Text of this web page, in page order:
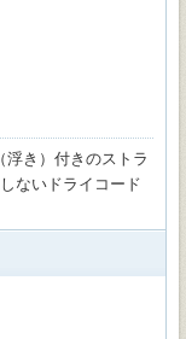
き）付きのストラ
ないドライコード